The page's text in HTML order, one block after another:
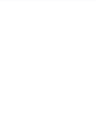
diferenças chave que
o iPhone 12 Pro possui